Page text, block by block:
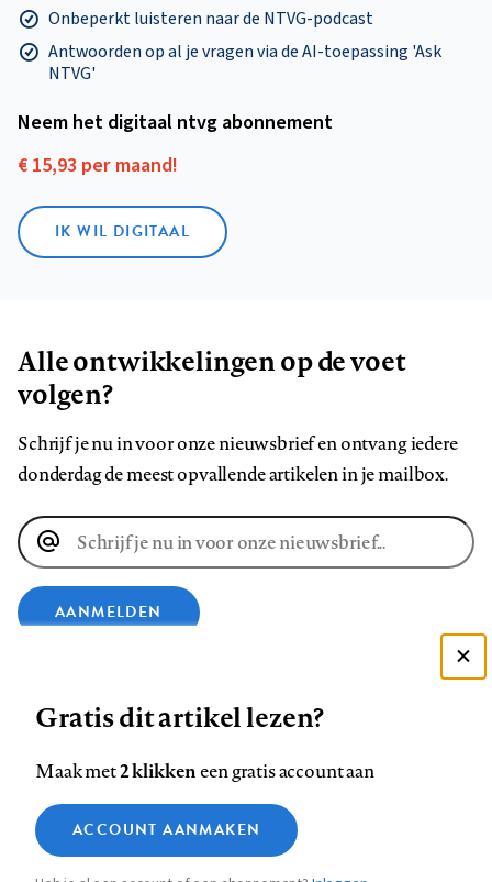
Onbeperkt luisteren naar de NTVG-podcast
Antwoorden op al je vragen via de AI-toepassing 'Ask
NTVG'
Neem het digitaal ntvg abonnement
€ 15,93 per maand!
IK WIL DIGITAAL
Alle ontwikkelingen op de voet
volgen?
Schrijf je nu in voor onze nieuwsbrief en ontvang iedere
donderdag de meest opvallende artikelen in je mailbox.
E-
mailadres
AANMELDEN
op
Facebook
op
LinkedIn
op
Bluesky
ons
op
InstagramYouTube
Footer
Contact Colofon Disclaimer Privacy
Medische vragen verdienen
betrouwbare antwoorden
Zie onze cookie policy
Analytische cookies
Gratis dit artikel lezen?
Maak met2 klikkeneen gratis account aan
ACCOUNT AANMAKEN